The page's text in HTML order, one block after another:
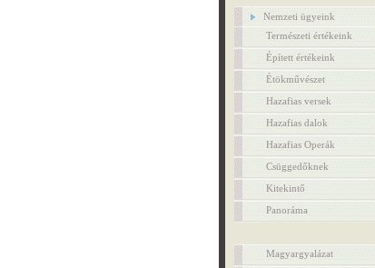
Nemzeti ügyeink
Természeti értékeink
Épített értékeink
Étökművészet
Hazafias versek
Hazafias dalok
Hazafias Operák
Csüggedőknek
Kitekintő
Panoráma
Magyargyalázat